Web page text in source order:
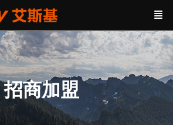
招商加盟